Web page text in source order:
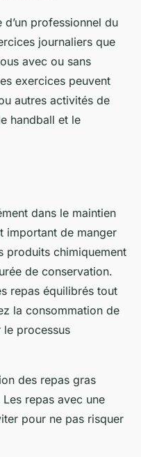
d’un professionnel du
journaliers que
avec ou sans
exercices peuvent
autres activités de
handball et le
dans le maintien
important de manger
produits chimiquement
de conservation.
repas équilibrés tout
la consommation de
processus
des repas gras
repas avec une
pour ne pas risquer